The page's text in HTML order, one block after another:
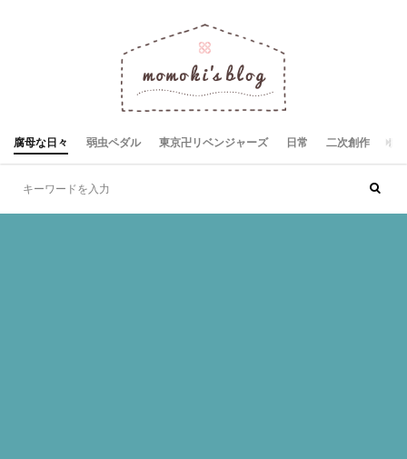
腐母な日々 弱虫ペダル 東京卍リベンジャーズ 日常 二次創作 お